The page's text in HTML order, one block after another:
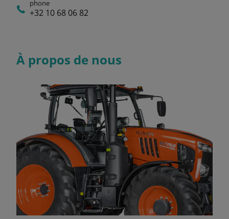
phone
+32 10 68 06 82
À propos de nous